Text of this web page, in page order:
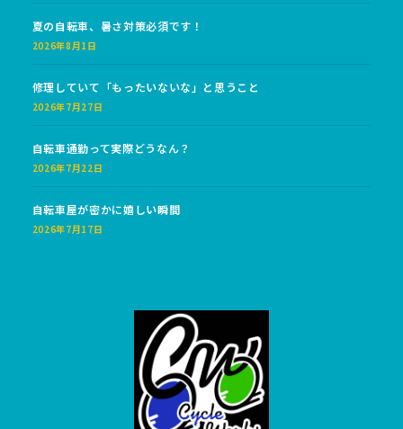
夏の自転車、暑さ対策必須です！
2026年8月1日
修理していて「もったいないな」と思うこと
2026年7月27日
自転車通勤って実際どうなん？
2026年7月22日
自転車屋が密かに嬉しい瞬間
2026年7月17日